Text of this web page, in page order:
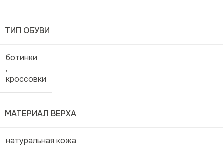
ТИП ОБУВИ
ботинки
,
кроссовки
МАТЕРИАЛ ВЕРХА
натуральная кожа